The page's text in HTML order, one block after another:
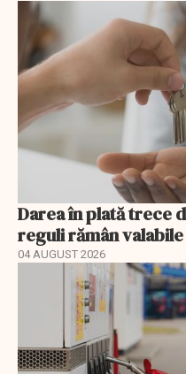
Darea în plată trece
reguli rămân
04 AUGUST 2026